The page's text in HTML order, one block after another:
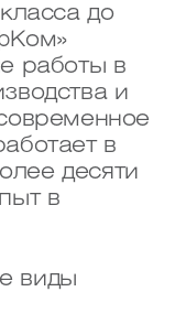
до
работы в
и
в
десяти
в
виды